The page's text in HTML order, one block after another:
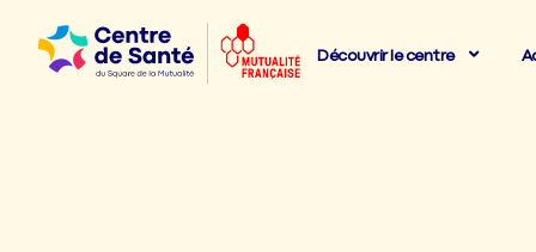
Découvrir le centre